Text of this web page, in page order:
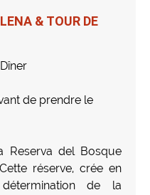
& TOUR DE
de prendre le
Reserva del Bosque
réserve, crée en
de la